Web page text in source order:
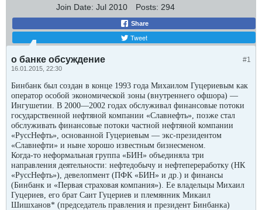
Join Date: Jul 2010 Posts: 294
Share
Tweet
#1
о банке обсуждение
16.01.2015, 22:30
Бинбанк был создан в конце 1993 года Михаилом Гуцериевым как
оператор особой экономической зоны (внутреннего офшора) —
Ингушетии. В 2000—2002 годах обслуживал финансовые потоки
государственной нефтяной компании «Славнефть», позже стал
обслуживать финансовые потоки частной нефтяной компании
«РуссНефть», основанной Гуцериевым — экс-президентом
«Славнефти» и ныне хорошо известным бизнесменом.
Когда-то неформальная группа «БИН» объединяла три
направления деятельности: нефтедобычу и нефтепереработку (НК
«РуссНефть»), девелопмент (ПФК «БИН» и др.) и финансы
(Бинбанк и «Первая страховая компания»). Ее владельцы Михаил
Гуцериев, его брат Саит Гуцериев и племянник Микаил
Шишханов* (председатель правления и президент Бинбанка)